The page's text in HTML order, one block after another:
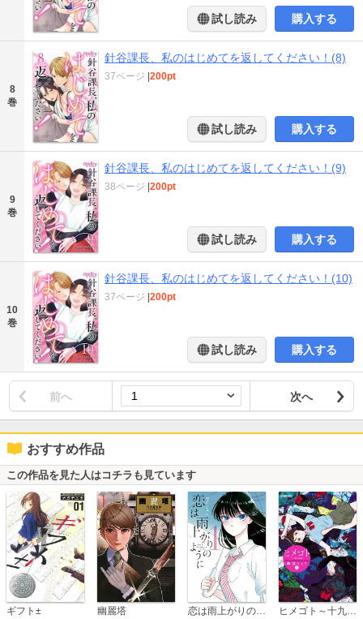
試し読み 購入する
8
巻
針谷課長、私のはじめてを返してください！(8)
37ページ |200pt
試し読み 購入する
9
巻
針谷課長、私のはじめてを返してください！(9)
38ページ |200pt
試し読み 購入する
10
巻
針谷課長、私のはじめてを返してください！(10)
37ページ |200pt
試し読み 購入する
前へ 次へ
おすすめ作品
この作品を見た人はコチラも見ています
ギフト± 幽麗塔 ヒメゴト～十九歳の制服～